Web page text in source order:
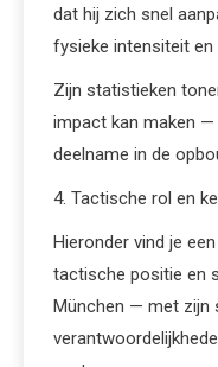
dat hij zich snel
fysieke intensiteit en
Zijn statistieken
impact kan maken
deelname in de
4. Tactische rol en
Hieronder vind je
tactische positie en
München — met zijn